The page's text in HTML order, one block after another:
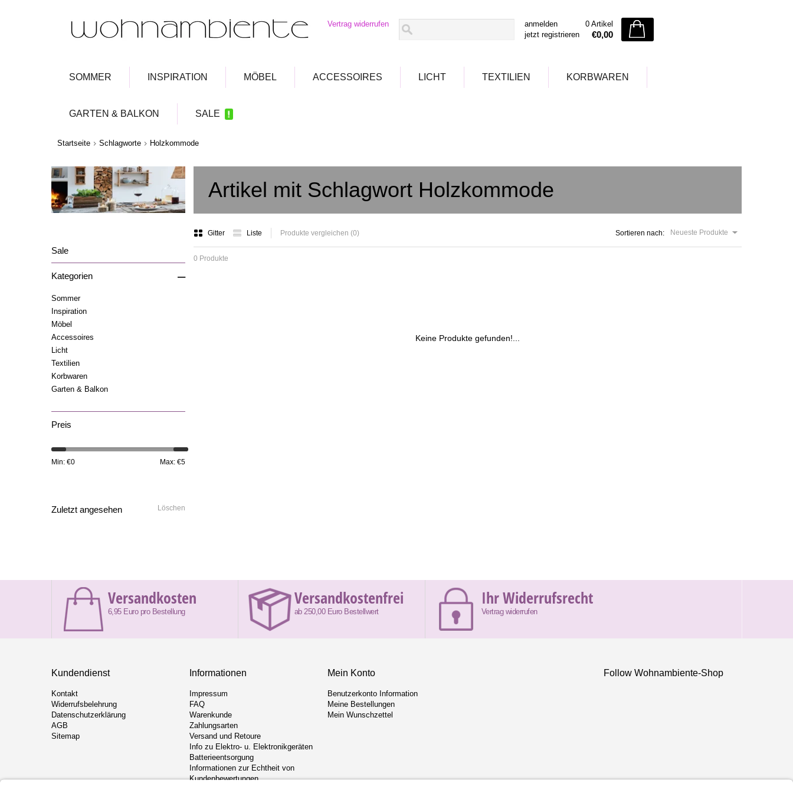
Vertrag widerrufen
anmelden
jetzt registrieren
0 Artikel
€0,00
SOMMER INSPIRATION MÖBEL ACCESSOIRES LICHT TEXTILIEN KORBWAREN
GARTEN & BALKON SALE
Startseite Schlagworte Holzkommode
Artikel mit Schlagwort Holzkommode
Gitter Liste Produkte vergleichen (0) Sortieren nach: Neueste Produkte
0 Produkte
Keine Produkte gefunden!...
Sale
Kategorien –
Sommer
Inspiration
Möbel
Accessoires
Licht
Textilien
Korbwaren
Garten & Balkon
Preis
Min: €0 Max: €5
Zuletzt angesehen Löschen
Versandkosten
6,95 Euro pro Bestellung
Versandkostenfrei
ab 250,00 Euro Bestellwert
Ihr Widerrufsrecht
Vertrag widerrufen
Kundendienst
Kontakt
Widerrufsbelehrung
Datenschutzerklärung
AGB
Sitemap
Informationen
Impressum
FAQ
Warenkunde
Zahlungsarten
Versand und Retoure
Info zu Elektro- u. Elektronikgeräten
Batterieentsorgung
Informationen zur Echtheit von
Kundenbewertungen
Mein Konto
Benutzerkonto Information
Meine Bestellungen
Mein Wunschzettel
Follow Wohnambiente-Shop